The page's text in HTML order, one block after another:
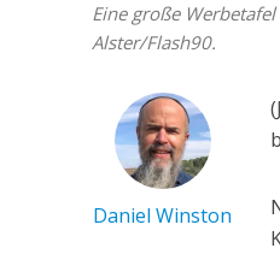
Eine große
Alster/Flash90.
Daniel Winston